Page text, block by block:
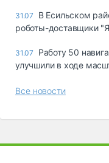
31.07
В Есильском
роботы-доставщики
31.07
Работу 50
улучшили в ходе
Все новости